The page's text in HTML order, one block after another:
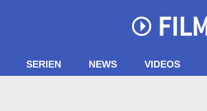
SERIEN NEWS VIDEOS